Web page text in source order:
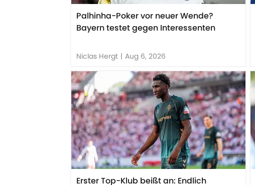
Palhinha-Poker vor neuer Wende?
Bayern testet gegen Interessenten
Niclas Hergt | Aug 6, 2026
Erster Top-Klub beißt an: Endlich